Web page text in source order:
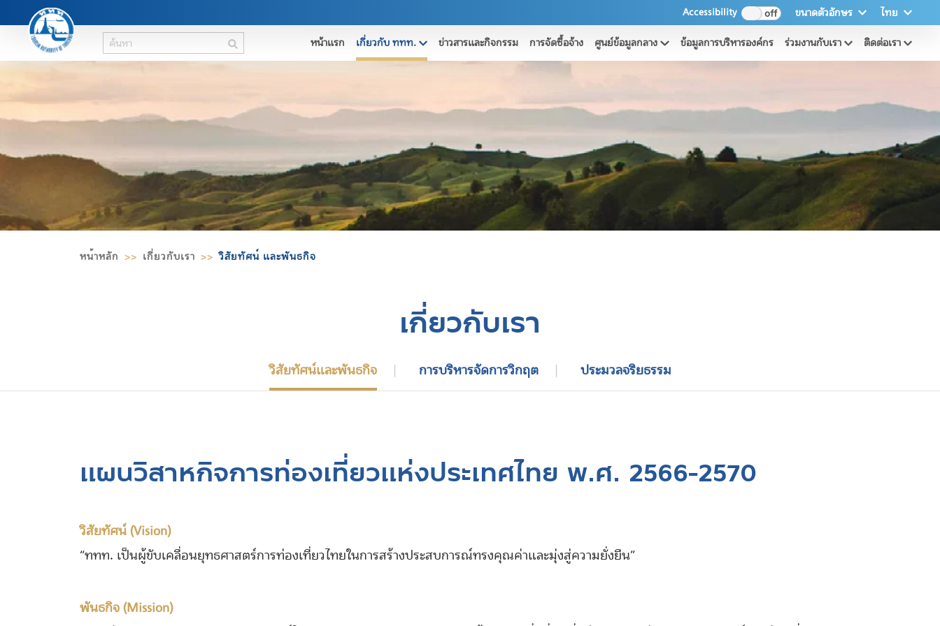
ค้นหา หน้าแรก เกี่ยวกับ ททท. ข่าวสารและกิจกรรม การจัดซื้อจ้าง ศูนย์ข้อมูลกลาง ข้อมูลการบริหารองค์กร ร่วมงานกับเรา ติดต่อเรา
Accessibility switch
for
accessibility
ขนาดตัวอักษร ไทย
หน้าหลัก เกี่ยวกับเรา วิสัยทัศน์ และพันธกิจ
เกี่ยวกับเรา
วิสัยทัศน์และพันธกิจ การบริหารจัดการวิกฤต ประมวลจริยธรรม
แผนวิสาหกิจการท่องเที่ยวแห่งประเทศไทย พ.ศ. 2566-2570
วิสัยทัศน์ (Vision)
“ททท. เป็นผู้ขับเคลื่อนยุทธศาสตร์การท่องเที่ยวไทยในการสร้างประสบการณ์ทรงคุณค่าและมุ่งสู่ความยั่งยืน”
พันธกิจ (Mission)